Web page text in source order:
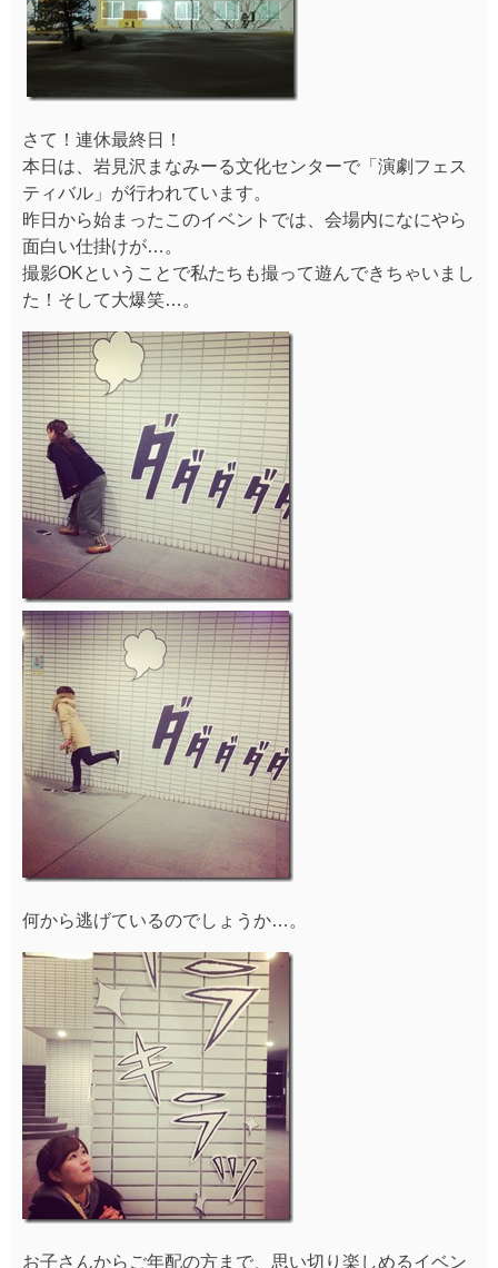
さて！連休最終日！
本日は、岩見沢まなみーる文化センターで「演劇フェス
ティバル」が行われています。
昨日から始まったこのイベントでは、会場内になにやら
面白い仕掛けが…。
撮影OKということで私たちも撮って遊んできちゃいまし
た！そして大爆笑…。
何から逃げているのでしょうか…。
お子さんからご年配の方まで、思い切り楽しめるイベン